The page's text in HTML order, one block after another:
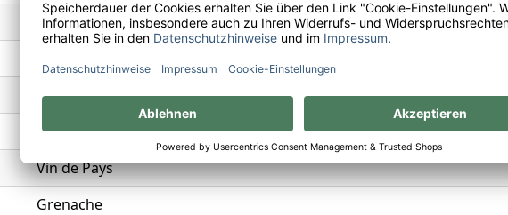
2 Jahre
20282
Rotwein
Vin de Pays
Grenache